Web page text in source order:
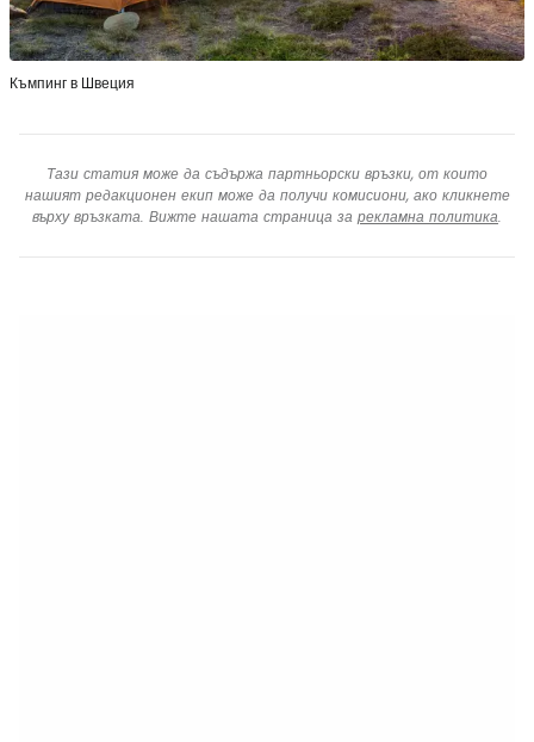
Къмпинг в Швеция
Тази статия може да съдържа партньорски връзки, от които
нашият редакционен екип може да получи комисиони, ако кликнете
върху връзката. Вижте нашата страница за рекламна политика.